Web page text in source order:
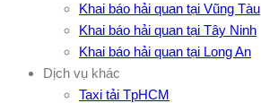
Khai báo hải quan tại Vũng Tàu
Khai báo hải quan tại Tây Ninh
Khai báo hải quan tại Long An
Dịch vụ khác
Taxi tải TpHCM